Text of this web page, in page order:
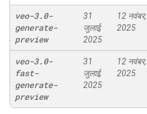
veo-3.0-
generate-
preview
31
जुलाई,
2025
12 नवंबर,
2025
veo-3.0-
fast-
generate-
preview
31
जुलाई,
2025
12 नवंबर,
2025